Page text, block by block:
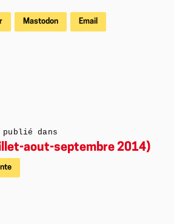
Mastodon Email
dans
aout-septembre 2014)